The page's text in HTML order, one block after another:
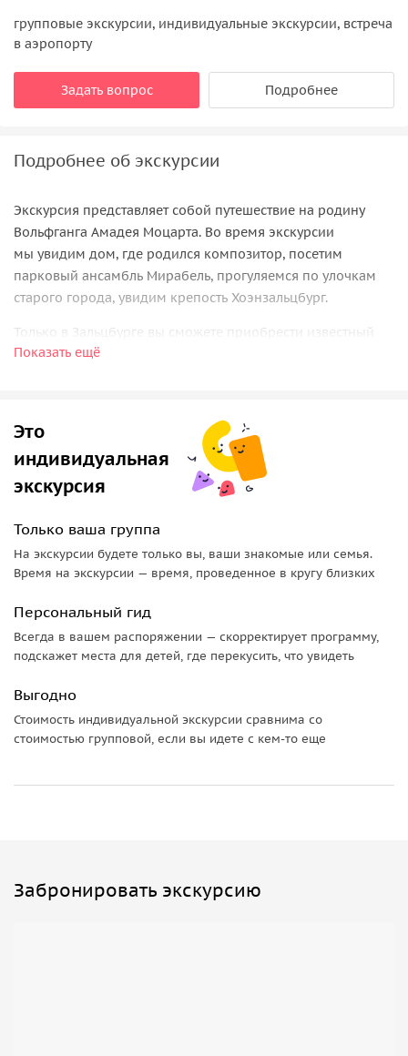
групповые экскурсии, индивидуальные экскурсии, встреча
в аэропорту
Задать вопрос Подробнее
Подробнее об экскурсии
Экскурсия представляет собой путешествие на родину
Вольфганга Амадея Моцарта. Во время экскурсии
мы увидим дом, где родился композитор, посетим
парковый ансамбль Мирабель, прогуляемся по улочкам
старого города, увидим крепость Хоэнзальцбург.
Только в Зальцбурге вы сможете приобрести известный
во всём мире сувенир — конфеты «Моцарт» ручной
Показать ещё
Это
индивидуальная
экскурсия
Только ваша группа
На экскурсии будете только вы, ваши знакомые или семья.
Время на экскурсии — время, проведенное в кругу близких
Персональный гид
Всегда в вашем распоряжении — скорректирует программу,
подскажет места для детей, где перекусить, что увидеть
Выгодно
Стоимость индивидуальной экскурсии сравнима со
стоимостью групповой, если вы идете с кем-то еще
Забронировать экскурсию